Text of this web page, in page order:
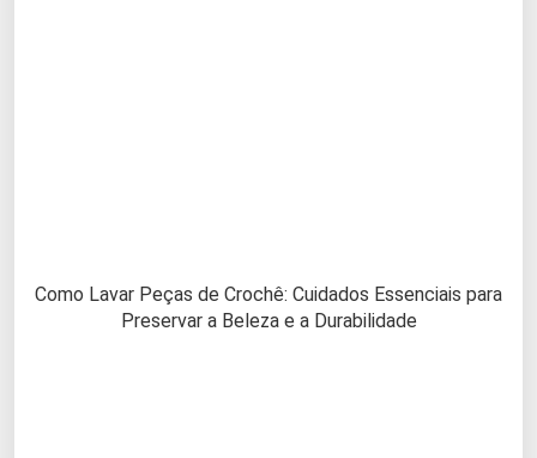
Como Lavar Peças de Crochê: Cuidados Essenciais para
Preservar a Beleza e a Durabilidade